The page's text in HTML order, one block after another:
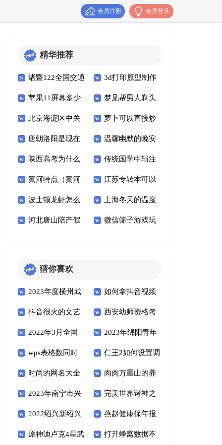
会员登录
会员注册
精华推荐
诸暨122全国交通
安全日直播课入口＋
时间＋观看对象
3d打印原型制作
的四个流程分别为
（3d打印的原理和
流程是什么）
苹果11屏幕多少
hz（苹果11屏幕多
少he zi）
梦见帮男人剃头
（梦见帮男人剃头什
么意思）
北京海淀区中关
村街道小修小补便民
网点
萝卜可以直接炒
吃吗 萝卜可以直接
炒吃吗视频
唐朝洛阳是现在
的哪里 唐朝是洛阳
吗
温馨幽默的晚安
问候语（温馨幽默的
晚安问候语短句）
陕西高考为什么
查不到模拟投档信息
的录取动态
传统国学中辑注
类典籍有哪些（典籍
里的中国 聚焦了哪
些典籍）
黄河特点（黄河
特点四字词语）
江苏专转本可以
跨专业吗 江苏专转
本能不能跨省
波士顿龙虾怎么
挑（波士顿龙虾怎么
上海冬天的温度
一般是多少 上海冬
河北唐山陪产假
（河北省陪产假15
微信筛子游戏玩
猜你喜欢
2023年度横州城
乡居民医保退费业务
通告
如何拿抖音视频
做锁屏（抖音视频如
何做成锁屏）
抖音很火的文艺
短句 发抖音说的文
艺清新简短的话
西安幼师资格考
试报名时间（西安幼
师资格证报考条件）
2022年3月全国
计算机等级考试广西
考区报名公告
2023年绵阳青年
租房政策一览 绵阳
市青年公寓
wps表格数同时
增减（wps表格增减
对比）
仁王2如何设置调
整游戏的画面分辨率
（仁王2怎么设置画
质）
时尚的网名大全
经典类型很少有人用
的个性时尚网名
肉肉万重山的养
殖方法和注意事项
多肉万重山的养殖方
法和注意事项
2023年南宁市兴
宁中学初中部招生计
划+报名条件
完美世界诸神之
战礼包分享（完美世
界战神遗迹礼包）
2022绍兴新绍兴
人消费券申领流程
燕赵健康保年报
销有上限吗？
原神迪卢克4星武 打开蜂窝数据不